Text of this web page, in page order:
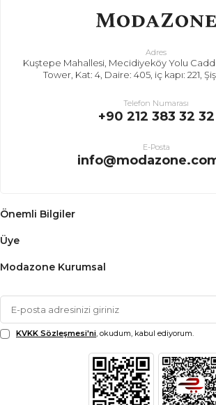
Adres
Kuştepe Mahallesi, Mecidiyeköy Yolu
Tower, Kat: 4, Daire: 405, iç kapı: 221,
Telefon Numarası
+90 212 383 32 32
E-Posta
Önemli Bilgiler
Üye
Modazone Kurumsal
KVKK Sözleşmesi'ni, okudum, kabul ediyorum.